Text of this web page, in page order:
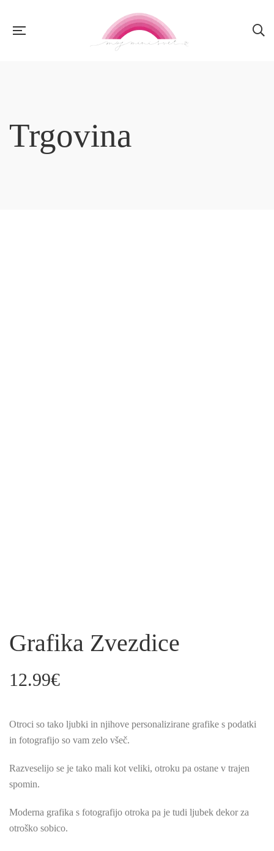
Trgovina
Grafika Zvezdice
12.99€
Otroci so tako ljubki in njihove personalizirane grafike s podatki
in fotografijo so vam zelo všeč.
Razveselijo se je tako mali kot veliki, otroku pa ostane v trajen
spomin.
Moderna grafika s fotografijo otroka pa je tudi ljubek dekor za
otroško sobico.